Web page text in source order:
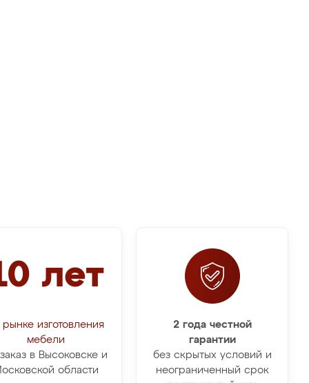
лет
рынке изготовления
мебели
в Высоковске и
области
2 года честной
гарантии
без скрытых условий и
неограниченный срок